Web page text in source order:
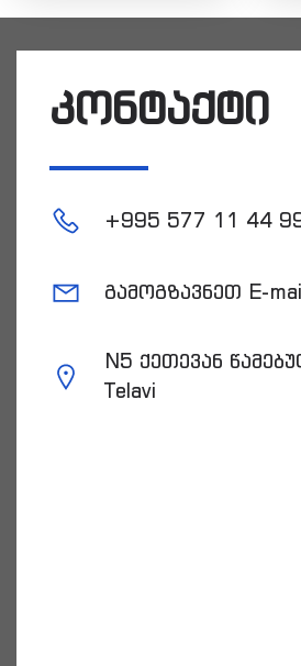
კონტაქტი
+995 577 11 44
გამოგზავნეთ E-
N5 ქეთევან
Telavi